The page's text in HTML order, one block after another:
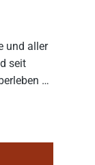
und aller
seit
zu